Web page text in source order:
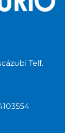
Telf.